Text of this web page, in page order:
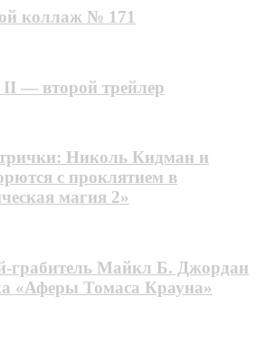
коллаж № 171
— второй трейлер
Николь Кидман и
с проклятием в
магия 2»
грабитель Майкл Б. Джордан
«Аферы Томаса Крауна»